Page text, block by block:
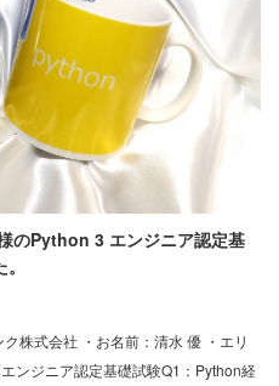
のPython 3 エンジニア認定基
株式会社 ・お名前：清水 優 ・エリ
ンジニア認定基礎試験Q1：Python経